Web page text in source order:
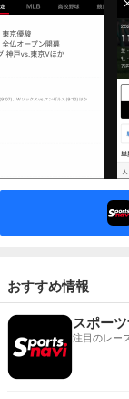
おすすめ情報
スポー
注目のレー